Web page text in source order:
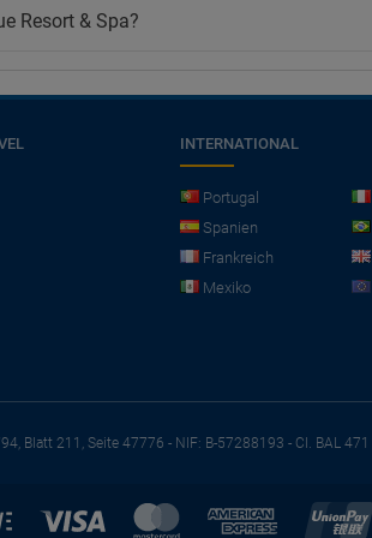
Resort & Spa?
INTERNATIONAL
Portugal
Spanien
Frankreich
Mexiko
Blatt 211, Seite 47776 - NIF: B-57288193 - CI. BAL 471